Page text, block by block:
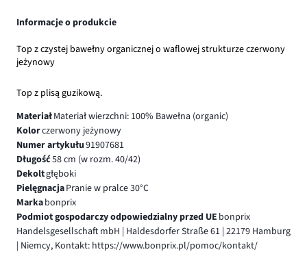
Informacje o produkcie
Top z czystej bawełny organicznej o waflowej strukturze czerwony
jeżynowy
Top z plisą guzikową.
MateriałMateriał wierzchni: 100% Bawełna (organic)
Kolorczerwony jeżynowy
Numer artykułu91907681
Długość58 cm (w rozm. 40/42)
Dekoltgłęboki
PielęgnacjaPranie w pralce 30°C
Markabonprix
Podmiot gospodarczy odpowiedzialny przed UE bonprix
Handelsgesellschaft mbH | Haldesdorfer Straße 61 | 22179 Hamburg
| Niemcy, Kontakt: https://www.bonprix.pl/pomoc/kontakt/